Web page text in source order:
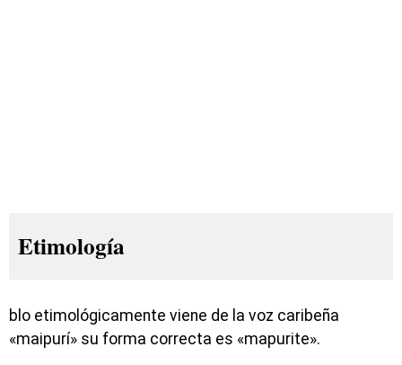
Etimología
blo etimológicamente viene de la voz caribeña
«maipurí» su forma correcta es «mapurite».